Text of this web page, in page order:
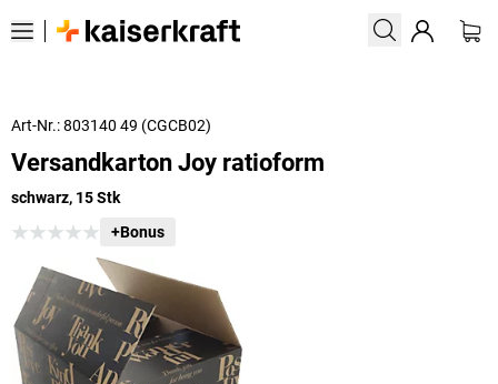
Art-Nr.: 803140 49 (CGCB02)
Versandkarton Joy ratioform
schwarz, 15 Stk
+Bonus